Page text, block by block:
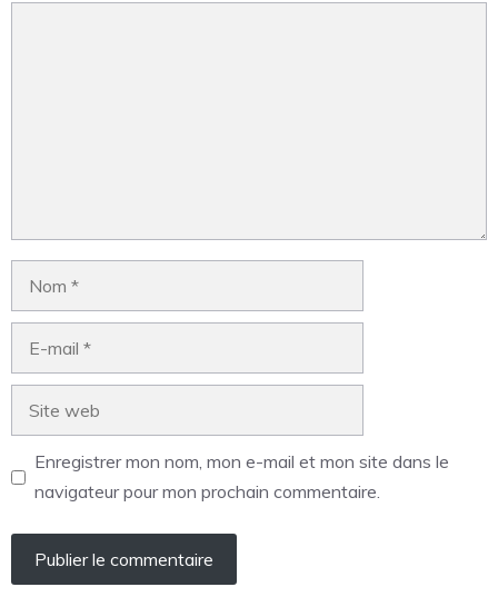
Enregistrer mon nom, mon e-mail et mon site dans le
navigateur pour mon prochain commentaire.